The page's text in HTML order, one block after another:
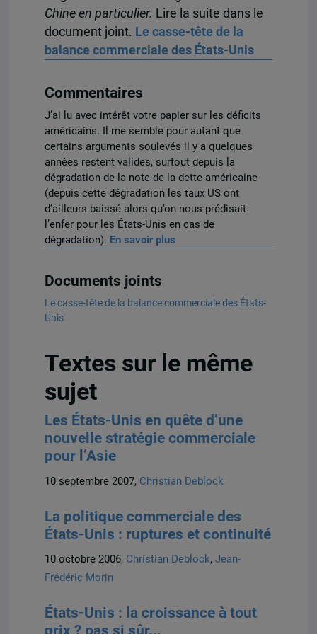
Chine en particulier. Lire la suite dans le
document joint. Le casse-tête de la
balance commerciale des États-Unis
Commentaires
J’ai lu avec intérêt votre papier sur les déficits
américains. Il me semble pour autant que
certains arguments soulevés il y a quelques
années restent valides, surtout depuis la
dégradation de la note de la dette américaine
(depuis cette dégradation les taux US ont
d’ailleurs baissé alors qu’on nous prédisait
l’enfer pour les États-Unis en cas de
dégradation). En savoir plus
Documents joints
Le casse-tête de la balance commerciale des États-
Unis
Textes sur le même
sujet
Les États-Unis en quête d’une
nouvelle stratégie commerciale
pour l’Asie
10 septembre 2007, Christian Deblock
La politique commerciale des
États-Unis : ruptures et continuité
10 octobre 2006, Christian Deblock, Jean-
Frédéric Morin
États-Unis : la croissance à tout
prix ? pas si sûr...